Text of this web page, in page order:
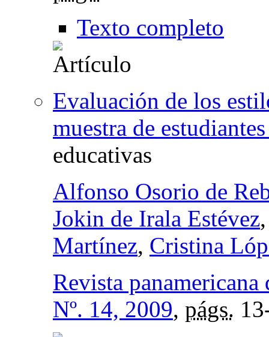
Texto completo
Evaluación de los
muestra de
educativas
Alfonso Osorio de
Jokin de Irala Estévez
Martínez, Cristina
Revista panamericana
Nº. 14, 2009, págs.